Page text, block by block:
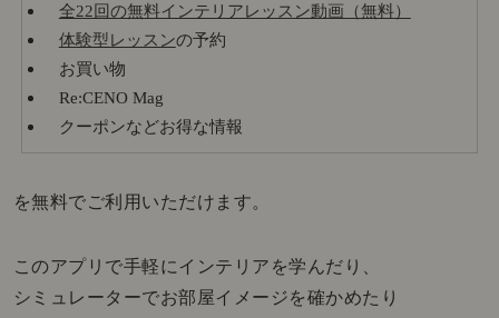
全22回の無料インテリアレッスン動画（無料）
体験型レッスンの予約
お買い物
Re:CENO Mag
クーポンなどお得な情報
を無料でご利用いただけます。
このアプリで手軽にインテリアを学んだり、
シミュレーターでお部屋イメージを確かめたり